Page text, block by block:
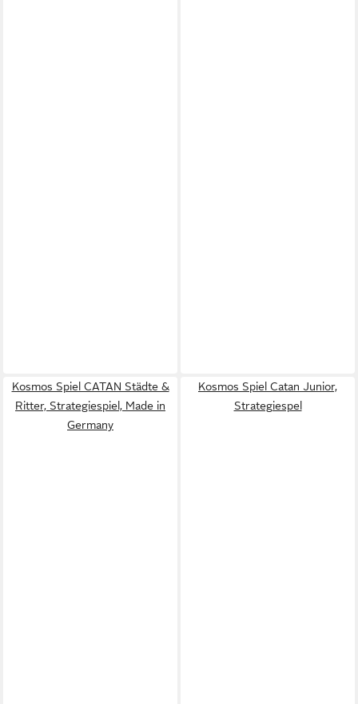
Kosmos Spiel CATAN Städte &
Ritter, Strategiespiel, Made in
Germany
Kosmos Spiel Catan Junior,
Strategiespel